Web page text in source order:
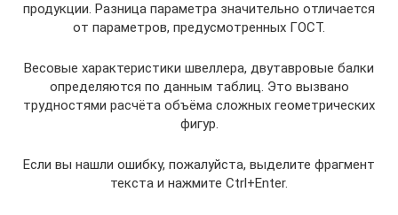
продукции. Разница параметра значительно отличается
от параметров, предусмотренных ГОСТ.
Весовые характеристики швеллера, двутавровые балки
определяются по данным таблиц. Это вызвано
трудностями расчёта объёма сложных геометрических
фигур.
Если вы нашли ошибку, пожалуйста, выделите фрагмент
текста и нажмите Ctrl+Enter.